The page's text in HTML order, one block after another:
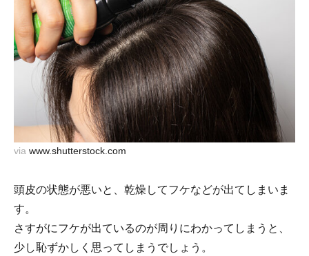
via www.shutterstock.com
頭皮の状態が悪いと、乾燥してフケなどが出てしまいま
す。
さすがにフケが出ているのが周りにわかってしまうと、
少し恥ずかしく思ってしまうでしょう。